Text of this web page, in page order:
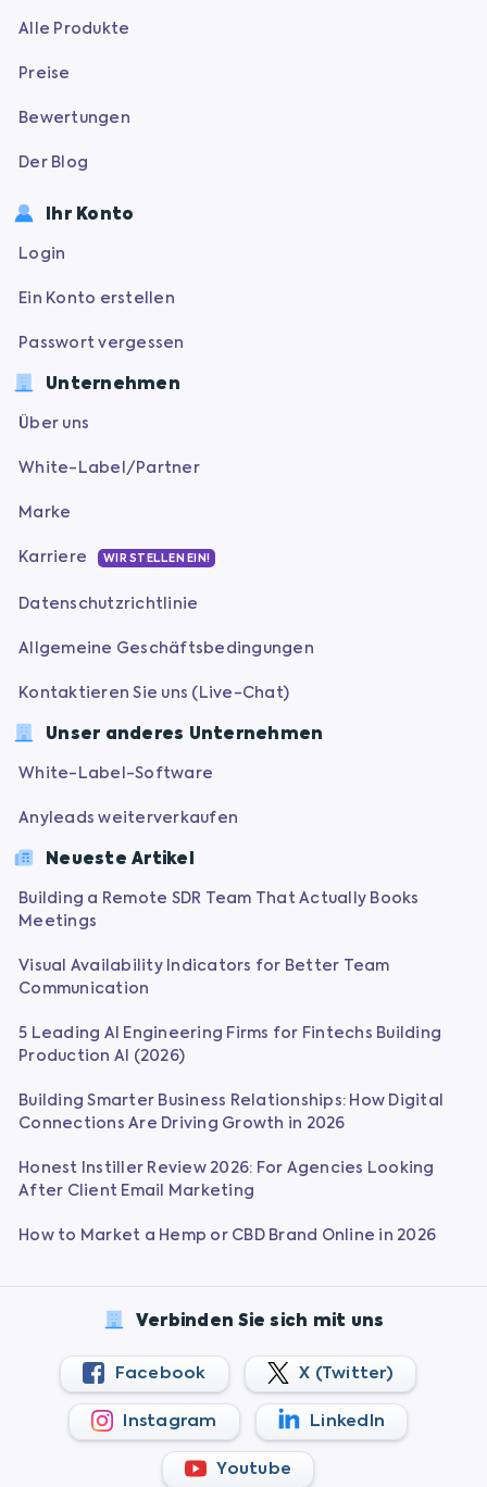
Alle Produkte
Preise
Bewertungen
Der Blog
Ihr Konto
Login
Ein Konto erstellen
Passwort vergessen
Unternehmen
Über uns
White-Label/Partner
Marke
Karriere WIR STELLEN EIN!
Datenschutzrichtlinie
Allgemeine Geschäftsbedingungen
Kontaktieren Sie uns (Live-Chat)
Unser anderes Unternehmen
White-Label-Software
Anyleads weiterverkaufen
Neueste Artikel
Building a Remote SDR Team That Actually Books
Meetings
Visual Availability Indicators for Better Team
Communication
5 Leading AI Engineering Firms for Fintechs Building
Production AI (2026)
Building Smarter Business Relationships: How Digital
Connections Are Driving Growth in 2026
Honest Instiller Review 2026: For Agencies Looking
After Client Email Marketing
How to Market a Hemp or CBD Brand Online in 2026
Verbinden Sie sich mit uns
Facebook X (Twitter)
Instagram LinkedIn
Youtube